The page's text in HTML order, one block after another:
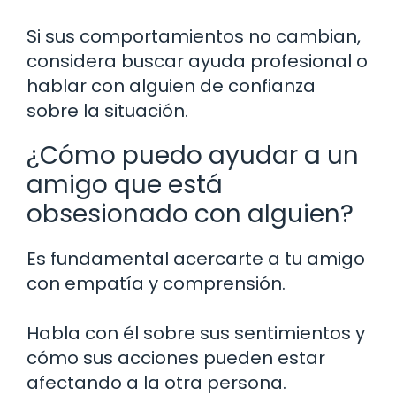
Si sus comportamientos no cambian,
considera buscar ayuda profesional o
hablar con alguien de confianza
sobre la situación.
¿Cómo puedo ayudar a un
amigo que está
obsesionado con alguien?
Es fundamental acercarte a tu amigo
con empatía y comprensión.
Habla con él sobre sus sentimientos y
cómo sus acciones pueden estar
afectando a la otra persona.